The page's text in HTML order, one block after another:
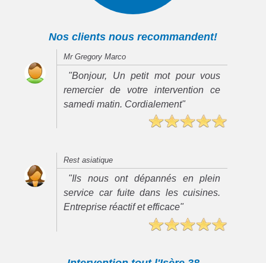
Nos clients nous recommandent!
Mr Gregory Marco
"Bonjour, Un petit mot pour vous
remercier de votre intervention ce
samedi matin. Cordialement"
Rest asiatique
"Ils nous ont dépannés en plein
service car fuite dans les cuisines.
Entreprise réactif et efficace"